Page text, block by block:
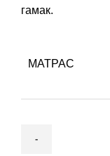
гамак.
МАТРАС